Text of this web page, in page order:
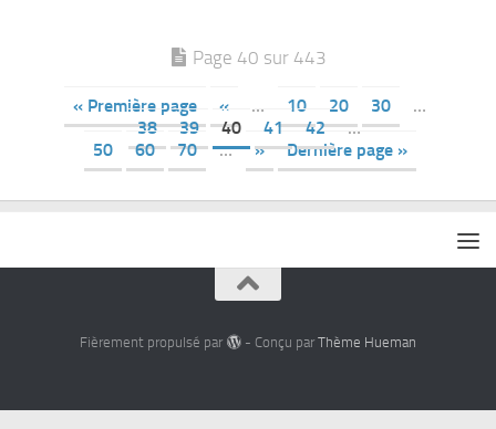
Page 40 sur 443
« Première page « … 10 20 30
…
38
39 40 41 42
…
50
60 70 … » Dernière page »
Fièrement propulsé par - Conçu par Thème Hueman